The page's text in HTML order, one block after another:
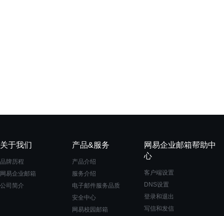
关于我们
品牌历程
网易企业邮箱
公司简介
产品&服务
产品介绍
服务介绍
电子邮件服务品质
安全中心
网易校园邮箱
网易企业邮箱帮助中
心
客户端设置
DNS设置
登录和退出
写信和发信